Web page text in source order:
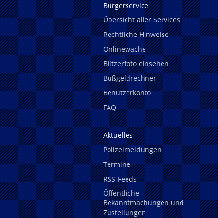
Bürgerservice
Übersicht aller Services
Rechtliche Hinweise
Onlinewache
Blitzerfoto einsehen
Bußgeldrechner
Benutzerkonto
FAQ
Aktuelles
Polizeimeldungen
Termine
RSS-Feeds
Öffentliche
Bekanntmachungen und
Zustellungen